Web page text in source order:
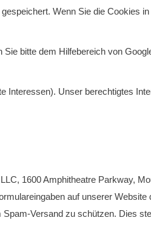
Wenn Sie die Cookies
bitte dem Hilfebereich von
Interessen). Unser berechtigtes
1600 Amphitheatre Parkway,
auf unserer Website
Versand zu schützen. Dies